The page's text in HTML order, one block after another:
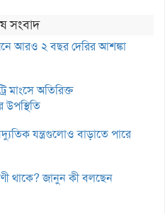
সংবাদ
আরও ২ বছর দেরির আশঙ্কা
মাংসে অতিরিক্ত
উপস্থিতি
যন্ত্রগুলোও বাড়াতে পারে
থাকে? জানুন কী বলছেন